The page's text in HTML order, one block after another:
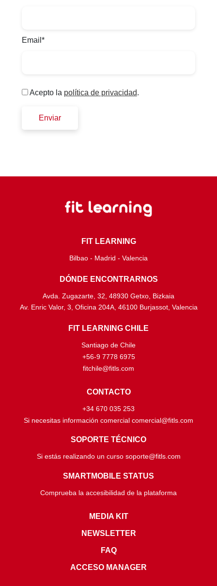
Email*
Acepto la política de privacidad.
Enviar
FIT LEARNING
Bilbao - Madrid - Valencia
DÓNDE ENCONTRARNOS
Avda. Zugazarte, 32, 48930 Getxo, Bizkaia
Av. Enric Valor, 3, Oficina 204A, 46100 Burjassot, Valencia
FIT LEARNING CHILE
Santiago de Chile
+56-9 7778 6975
fitchile@fitls.com
CONTACTO
+34 670 035 253
Si necesitas información comercial comercial@fitls.com
SOPORTE TÉCNICO
Si estás realizando un curso soporte@fitls.com
SMARTMOBILE STATUS
Comprueba la accesibilidad de la plataforma
MEDIA KIT
NEWSLETTER
FAQ
ACCESO MANAGER